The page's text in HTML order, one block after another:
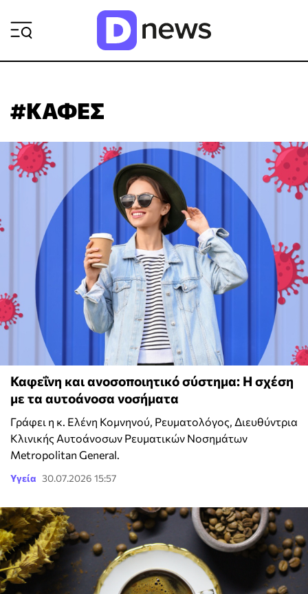
#ΚΑΦΕΣ
Καφεΐνη και ανοσοποιητικό σύστημα: Η σχέση
με τα αυτοάνοσα νοσήματα
Γράφει η κ. Ελένη Κομνηνού, Ρευματολόγος, Διευθύντρια
Κλινικής Αυτοάνοσων Ρευματικών Νοσημάτων
Μetropolitan General.
Υγεία 30.07.2026 15:57